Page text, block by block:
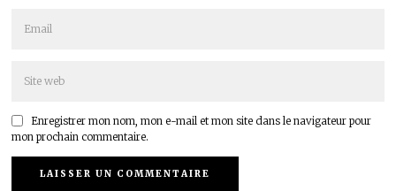
Enregistrer mon nom, mon e-mail et mon site dans le navigateur pour
mon prochain commentaire.